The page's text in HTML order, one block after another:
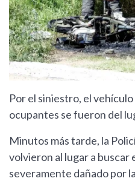
Por el siniestro, el
ocupantes se fueron del
Minutos más tarde, la
volvieron al lugar a buscar
severamente dañado por